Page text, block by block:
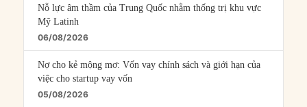
Nỗ lực âm thầm của Trung Quốc nhằm thống trị khu vực
Mỹ Latinh
06/08/2026
Nợ cho kẻ mộng mơ: Vốn vay chính sách và giới hạn của
việc cho startup vay vốn
05/08/2026